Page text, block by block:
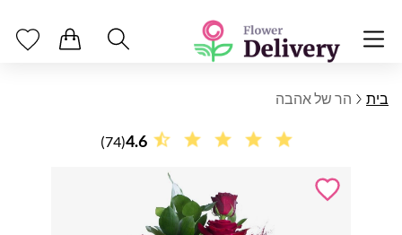
בית הר של אהבה
4.6
(74)